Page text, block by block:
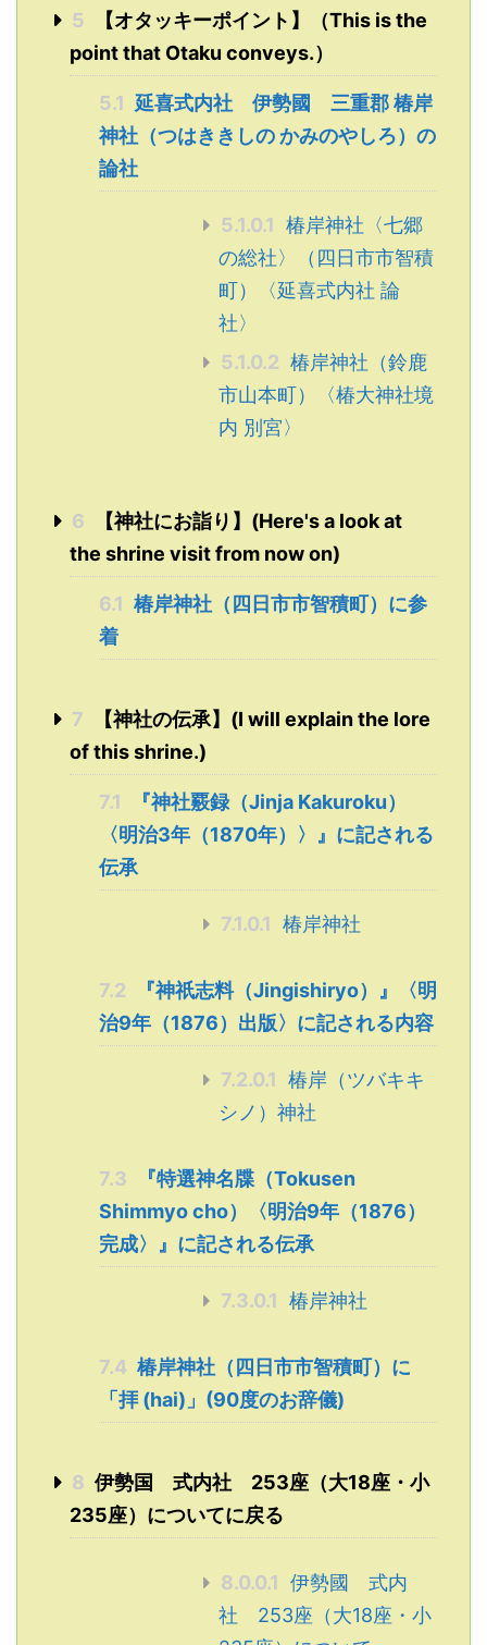
5
【オタッキーポイント】（This is the
point that Otaku conveys.）
5.1 延喜式内社 伊勢國 三重郡 椿岸
神社（つはききしの かみのやしろ）の
論社
5.1.0.1
椿岸神社〈七郷
の総社〉（四日市市智積
町）〈延喜式内社 論
社〉
5.1.0.2 椿岸神社（鈴鹿
市山本町）〈椿大神社境
内 別宮〉
6
【神社にお詣り】(Here's a look at
the shrine visit from now on)
6.1 椿岸神社（四日市市智積町）に参
着
7
【神社の伝承】(I will explain the lore
of this shrine.)
7.1
『神社覈録（Jinja Kakuroku）
〈明治3年（1870年）〉』に記される
伝承
7.1.0.1 椿岸神社
7.2
『神祇志料（Jingishiryo）』〈明
治9年（1876）出版〉に記される内容
7.2.0.1
椿岸（ツバキキ
シノ）神社
7.3
『特選神名牒（Tokusen
Shimmyo cho）〈明治9年（1876）
完成〉』に記される伝承
7.3.0.1 椿岸神社
7.4 椿岸神社（四日市市智積町）に
「拝 (hai)」(90度のお辞儀)
8 伊勢国 式内社 253座（大18座・小
235座）についてに戻る
8.0.0.1
伊勢國 式内
社 253座（大18座・小